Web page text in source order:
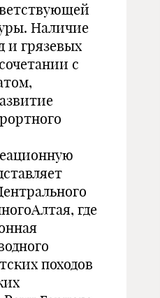
Наличие
и грязевых
с
где
походов